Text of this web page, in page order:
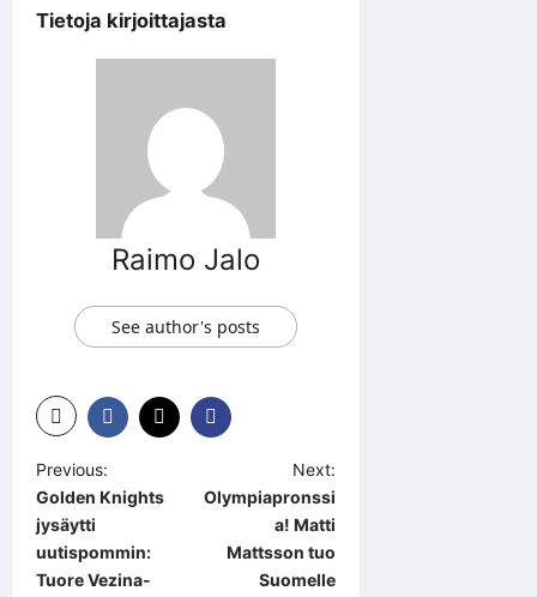
Tietoja kirjoittajasta
Raimo Jalo
See author's posts
P
o
s
t
Previous:
Golden Knights
jysäytti
uutispommin:
Tuore Vezina-
Next:
Olympiapronssi
a! Matti
Mattsson tuo
Suomelle